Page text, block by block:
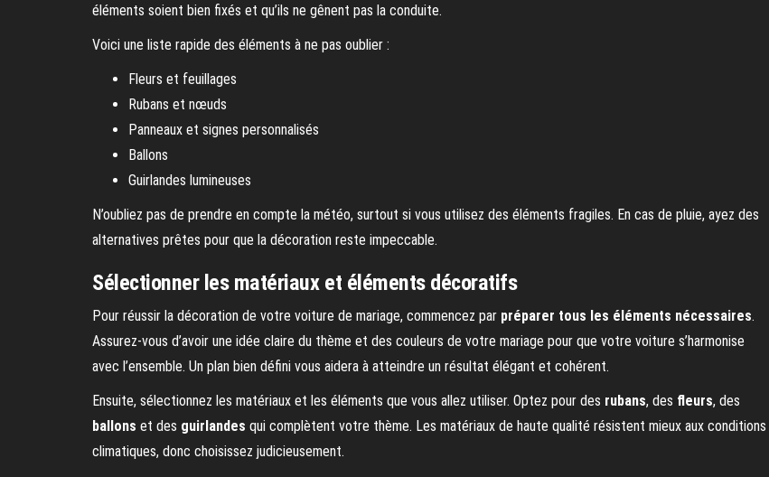
éléments soient bien fixés et qu’ils ne gênent pas la conduite.
Voici une liste rapide des éléments à ne pas oublier :
Fleurs et feuillages
Rubans et nœuds
Panneaux et signes personnalisés
Ballons
Guirlandes lumineuses
N’oubliez pas de prendre en compte la météo, surtout si vous utilisez des éléments fragiles. En cas de pluie, ayez des
alternatives prêtes pour que la décoration reste impeccable.
Sélectionner les matériaux et éléments décoratifs
Pour réussir la décoration de votre voiture de mariage, commencez par préparer tous les éléments nécessaires.
Assurez-vous d’avoir une idée claire du thème et des couleurs de votre mariage pour que votre voiture s’harmonise
avec l’ensemble. Un plan bien défini vous aidera à atteindre un résultat élégant et cohérent.
Ensuite, sélectionnez les matériaux et les éléments que vous allez utiliser. Optez pour des rubans, des fleurs, des
ballons et des guirlandes qui complètent votre thème. Les matériaux de haute qualité résistent mieux aux conditions
climatiques, donc choisissez judicieusement.